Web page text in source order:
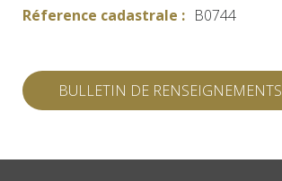
Réference cadastrale : B0744
BULLETIN DE RENSEIGNEMENTS